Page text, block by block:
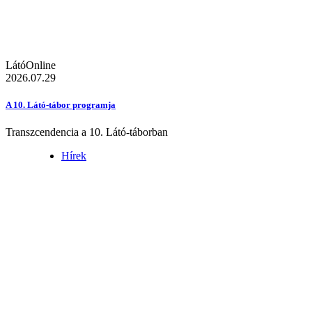
LátóOnline
2026.07.29
A 10. Látó-tábor programja
Transzcendencia a 10. Látó-táborban
Hírek